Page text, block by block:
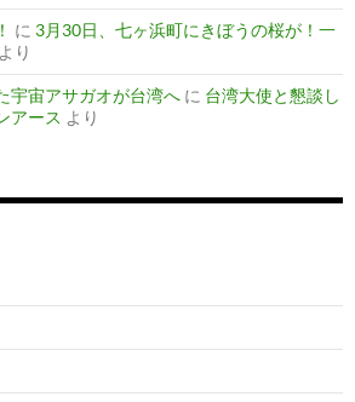
に 3月30日、七ヶ浜町にきぼうの桜が！一
より
宇宙アサガオが台湾へ に 台湾大使と懇談し
アース より